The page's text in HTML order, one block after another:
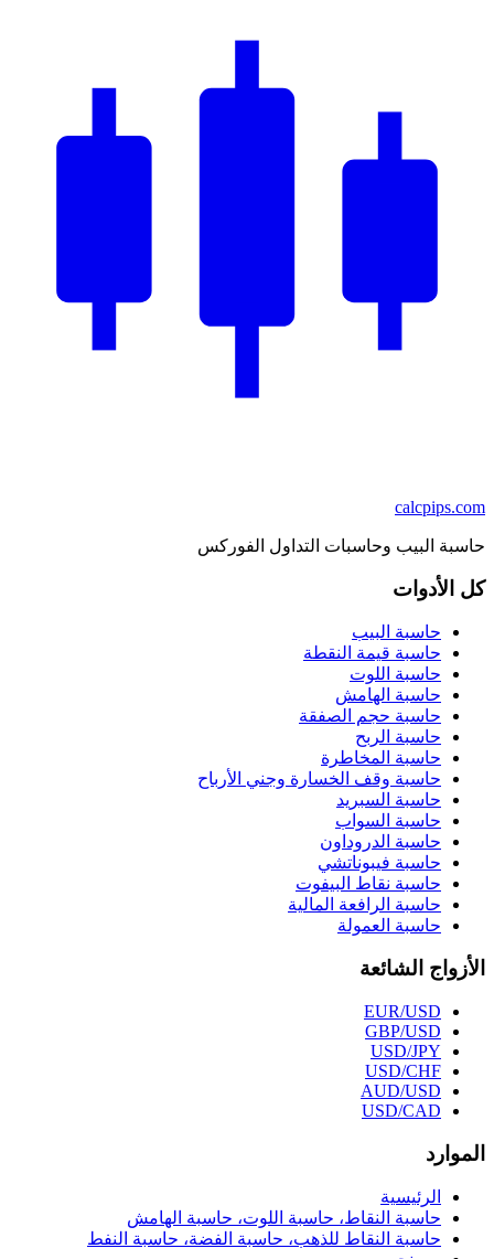
calcpips.com
حاسبة البيب وحاسبات التداول الفوركس
كل الأدوات
حاسبة البيب
حاسبة قيمة النقطة
حاسبة اللوت
حاسبة الهامش
حاسبة حجم الصفقة
حاسبة الربح
حاسبة المخاطرة
حاسبة وقف الخسارة وجني الأرباح
حاسبة السبريد
حاسبة السواب
حاسبة الدروداون
حاسبة فيبوناتشي
حاسبة نقاط البيفوت
حاسبة الرافعة المالية
حاسبة العمولة
الأزواج الشائعة
EUR/USD
GBP/USD
USD/JPY
USD/CHF
AUD/USD
USD/CAD
الموارد
الرئيسية
حاسبة النقاط، حاسبة اللوت، حاسبة الهامش
حاسبة النقاط للذهب، حاسبة الفضة، حاسبة النفط